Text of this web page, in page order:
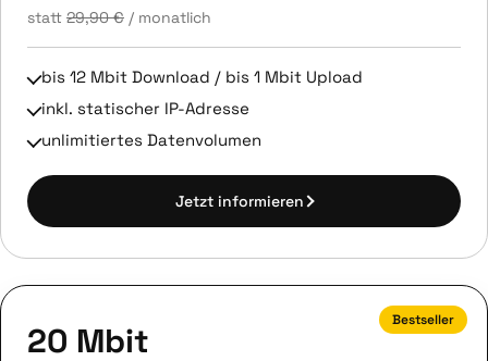
statt 29,90 € / monatlich
bis 12 Mbit Download / bis 1 Mbit Upload
inkl. statischer IP-Adresse
unlimitiertes Datenvolumen
Jetzt informieren
Bestseller
20 Mbit